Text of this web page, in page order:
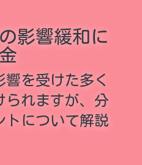
影響緩和に
を受けた多く
られますが、分
トについて解説